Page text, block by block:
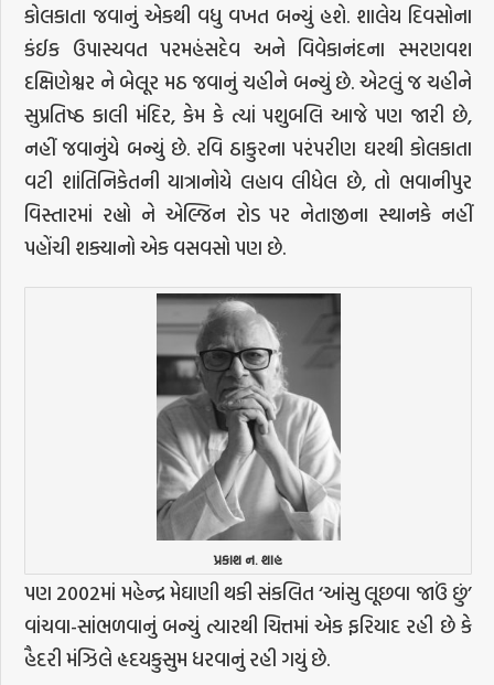
કોલકાતા જવાનું એકથી વધુ વખત બન્યું હશે. શાલેય દિવસોના
કંઈક ઉપાસ્યવત પરમહંસદેવ અને વિવેકાનંદના સ્મરણવશ
દક્ષિણેશ્વર ને બેલૂર મઠ જવાનું ચહીને બન્યું છે. એટલું જ ચહીને
સુપ્રતિષ્ઠ કાલી મંદિર, કેમ કે ત્યાં પશુબલિ આજે પણ જારી છે,
નહીં જવાનુંયે બન્યું છે. રવિ ઠાકુરના પરંપરીણ ઘરથી કોલકાતા
વટી શાંતિનિકેતની યાત્રાનોયે લહાવ લીધેલ છે, તો ભવાનીપુર
વિસ્તારમાં રહ્યો ને એલ્જિન રોડ પર નેતાજીના સ્થાનકે નહીં
પહોંચી શક્યાનો એક વસવસો પણ છે.
પ્રકાશ ન. શાહ
પણ 2002માં મહેન્દ્ર મેઘાણી થકી સંકલિત ‘આંસુ લૂછવા જાઉં છું’
વાંચવા-સાંભળ‌વાનું બન્યું ત્યારથી ચિત્તમાં એક ફરિયાદ રહી છે કે
હૈદરી મંઝિલે હૃદયકુસુમ ધરવાનું રહી ગયું છે.